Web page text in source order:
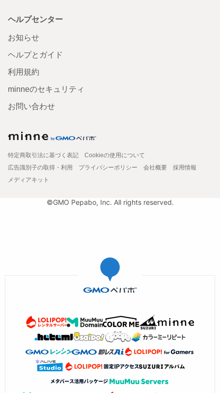
ヘルプセンター
お知らせ
ヘルプとガイド
利用規約
minneのセキュリティ
お問い合わせ
特定商取引法に基づく表記
Cookieの使用について
広告識別子の取得・利用
プライバシーポリシー 会社概要
採用情報
メディアキット
©GMO Pepabo, Inc. All rights reserved.